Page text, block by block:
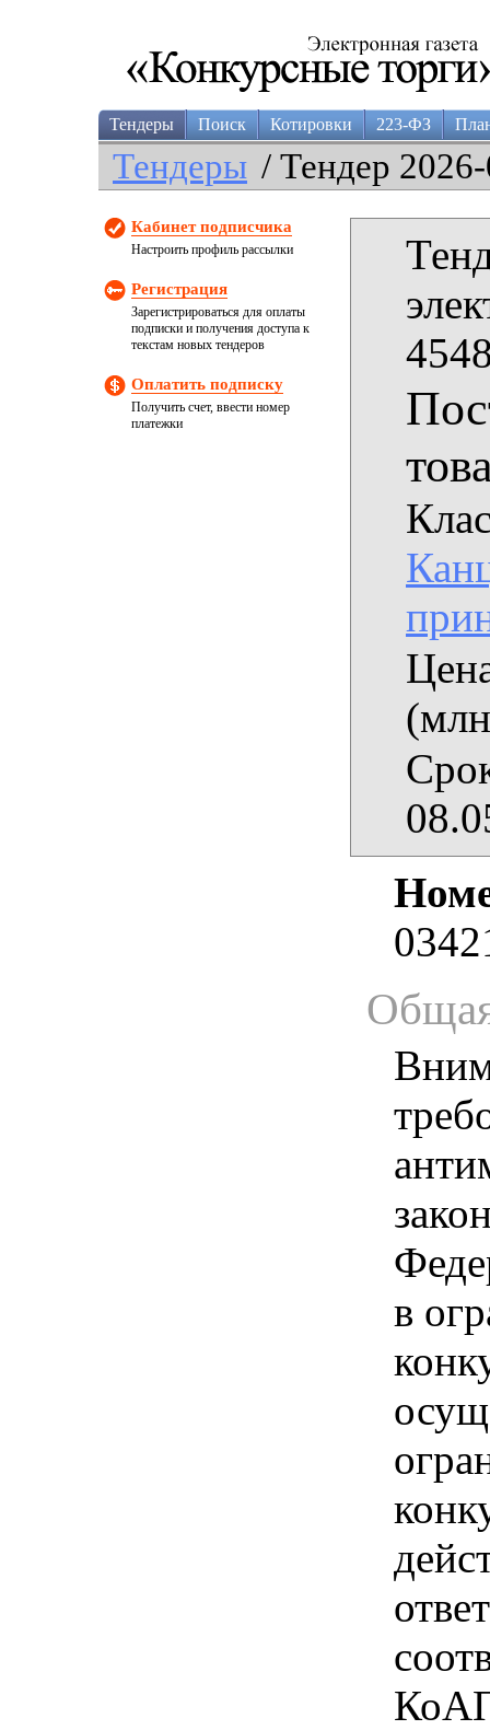
Тендеры Поиск Котировки 223-ФЗ
Тендеры / Тендер
Кабинет подписчика
Настроить профиль рассылки
Регистрация
Зарегистрироваться для оплаты
подписки и получения доступа к
текстам новых тендеров
Оплатить подписку
Получить счет, ввести номер
платежки
в